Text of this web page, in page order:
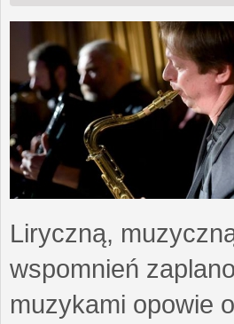
Liryczną,
wspomnień
muzykami opowie